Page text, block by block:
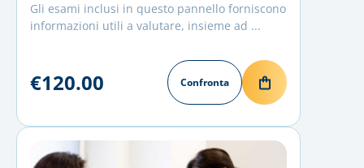
Gli esami inclusi in questo pannello forniscono
informazioni utili a valutare, insieme ad ...
€120.00 Confronta